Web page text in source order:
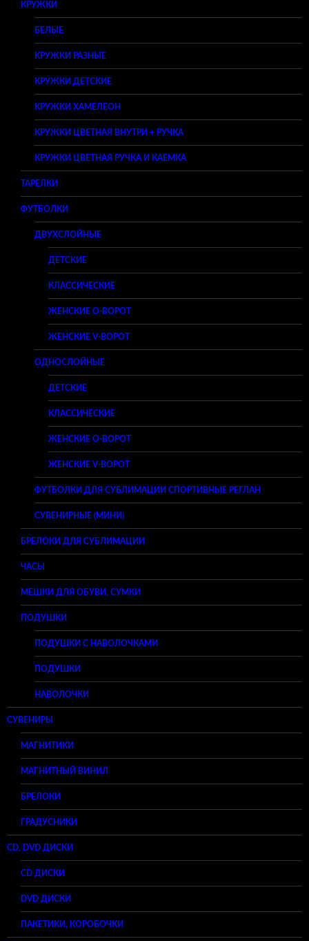
КРУЖКИ
БЕЛЫЕ
КРУЖКИ РАЗНЫЕ
КРУЖКИ ДЕТСКИЕ
КРУЖКИ ХАМЕЛЕОН
КРУЖКИ ЦВЕТНАЯ ВНУТРИ + РУЧКА
КРУЖКИ ЦВЕТНАЯ РУЧКА И КАЕМКА
ТАРЕЛКИ
ФУТБОЛКИ
ДВУХСЛОЙНЫЕ
ДЕТСКИЕ
КЛАССИЧЕСКИЕ
ЖЕНСКИЕ O-ВОРОТ
ЖЕНСКИЕ V-ВОРОТ
ОДНОСЛОЙНЫЕ
ДЕТСКИЕ
КЛАССИЧЕСКИЕ
ЖЕНСКИЕ O-ВОРОТ
ЖЕНСКИЕ V-ВОРОТ
ФУТБОЛКИ ДЛЯ СУБЛИМАЦИИ СПОРТИВНЫЕ РЕГЛАН
СУВЕНИРНЫЕ (МИНИ)
БРЕЛОКИ ДЛЯ СУБЛИМАЦИИ
ЧАСЫ
МЕШКИ ДЛЯ ОБУВИ, СУМКИ
ПОДУШКИ
ПОДУШКИ С НАВОЛОЧКАМИ
ПОДУШКИ
НАВОЛОЧКИ
СУВЕНИРЫ
МАГНИТИКИ
МАГНИТНЫЙ ВИНИЛ
БРЕЛОКИ
ГРАДУСНИКИ
CD, DVD ДИСКИ
CD ДИСКИ
DVD ДИСКИ
ПАКЕТИКИ, КОРОБОЧКИ